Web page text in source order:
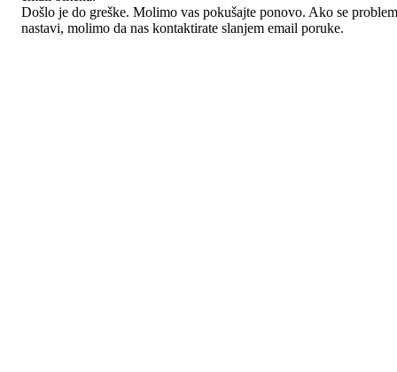
Došlo je do greške. Molimo vas pokušajte ponovo. Ako se
nastavi, molimo da nas kontaktirate slanjem email poruke.